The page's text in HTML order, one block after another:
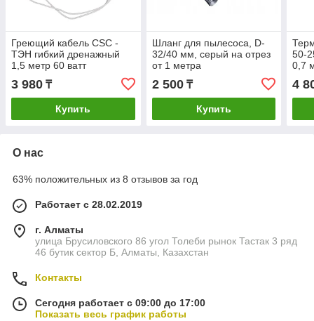
Греющий кабель CSC -
ТЭН гибкий дренажный
1,5 метр 60 ватт
3 980 ₸
Купить
Шланг для пылесоса, D-
32/40 мм, серый на отрез
от 1 метра
2 500₸
Купить
50-
0,7
4
О нас
63% положительных из 8 отзывов за год
Работает с 28.02.2019
г. Алматы
улица Брусиловского 86 угол Толеби рынок Тастак 3 ряд
46 бутик сектор Б, Алматы, Казахстан
Контакты
Сегодня работает с 09:00 до 17:00
Показать весь график работы